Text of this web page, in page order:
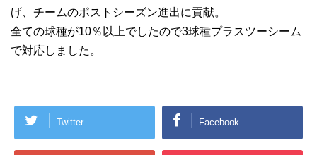
げ、チームのポストシーズン進出に貢献。
全ての球種が10％以上でしたので3球種プラスツーシーム
で対応しました。
Twitter Facebook